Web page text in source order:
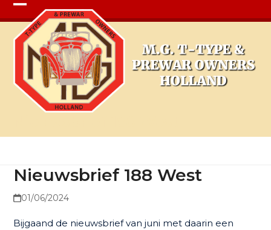
Open
mobile
menu
Close
mobile
menu
Nieuwsbrief 188 West
01/06/2024
Bijgaand de nieuwsbrief van juni met daarin een